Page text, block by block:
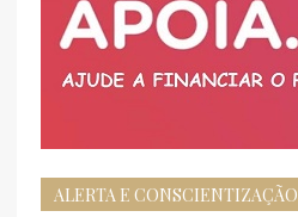
ALERTA E CONSCIENTIZAÇÃO